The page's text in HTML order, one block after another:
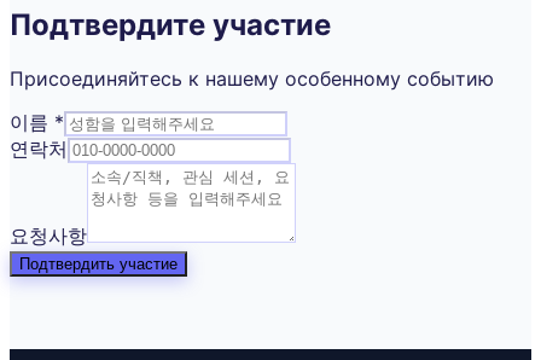
Подтвердите участие
Присоединяйтесь к нашему особенному событию
이름 *
연락처
요청사항
Подтвердить участие